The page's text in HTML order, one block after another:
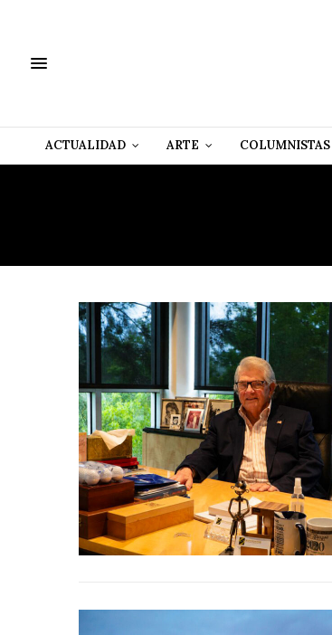
ACTUALIDAD ARTE COLUMNISTAS